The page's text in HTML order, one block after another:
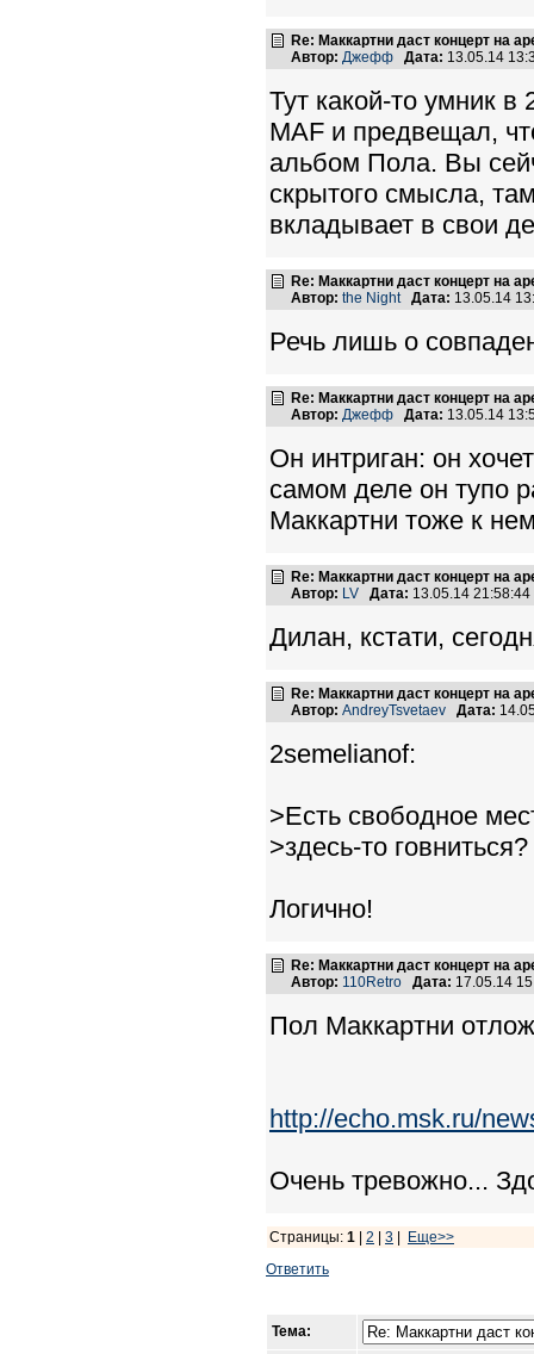
Re: Маккартни даст концерт на
Автор: Джефф Дата: 13.05.14
Тут какой-то умник
MAF и предвещал,
альбом Пола. Вы
скрытого смысла,
вкладывает в свои
Re: Маккартни даст концерт на
Автор: the Night Дата: 13.05.14
Речь лишь о
Re: Маккартни даст концерт на
Автор: Джефф Дата: 13.05.14
Он интриган: он
самом деле он тупо
Маккартни тоже к
Re: Маккартни даст концерт на
Автор: LV Дата: 13.05.14
Дилан, кстати,
Re: Маккартни даст концерт на
Автор: AndreyTsvetaev Дата:
2semelianof:
>Есть свободное
>здесь-то говниться?
Логично!
Re: Маккартни даст концерт на
Автор: 110Retro Дата: 17.05.14
Пол Маккартни
http://echo.msk.ru/
Очень тревожно...
Страницы: 1 2 3
Еще>>
Ответить
Тема: